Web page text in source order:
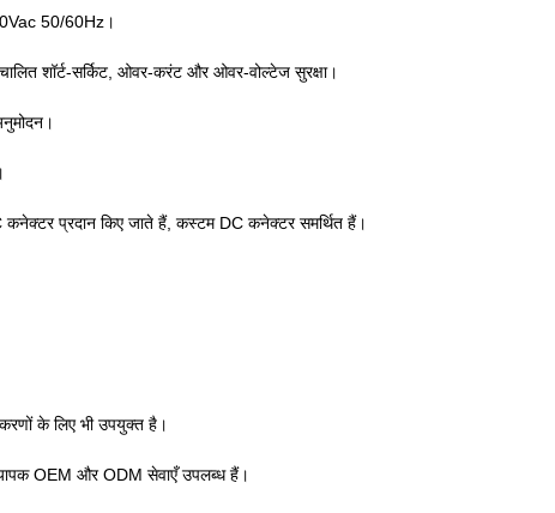
50/60Hz।
शॉर्ट-सर्किट, ओवर-करंट और ओवर-वोल्टेज सुरक्षा।
प्रदान किए जाते हैं, कस्टम DC कनेक्टर समर्थित हैं।
के लिए भी उपयुक्त है।
OEM और ODM सेवाएँ उपलब्ध हैं।